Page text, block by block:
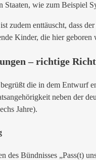
Staaten, wie zum Beispiel
zudem enttäuscht, dass
Kinder, die hier geboren
– richtige
die in dem Entwurf
neben der
Jahre).
des Bündnisses „Pass(t)